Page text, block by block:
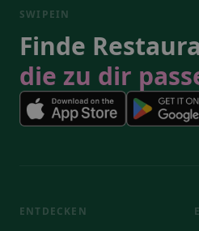
SWIPEIN
Finde
die zu dir
ENTDECKEN